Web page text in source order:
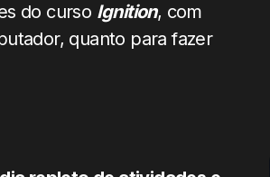
do curso Ignition, com
quanto para fazer